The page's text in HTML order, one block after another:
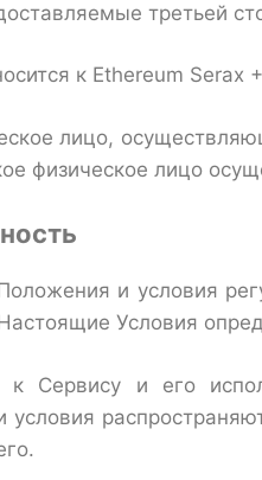
третьей
к Ethereum Serax
лицо,
физическое лицо
и условия
Условия
к Сервису и его